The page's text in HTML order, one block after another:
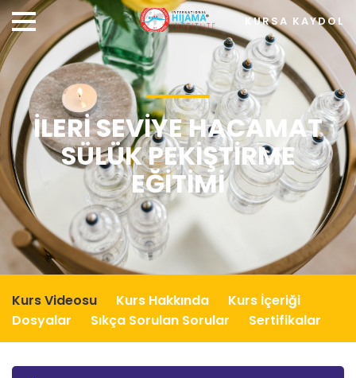
İLERI SEVIYE HACAMAT
SÜLÜK PEKIŞTIRME
EĞITIMI
Kurs Videosu Kurs Hakkında
Kurs İçeriği
Dosyalar
Sıkça Sorulan Sorular Sertifikalar
KURSA KAYDOL